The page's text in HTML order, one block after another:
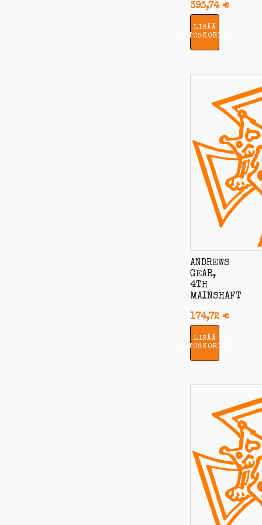
393,74 €
LISÄÄ
OSTOSKORIIN
ANDREWS
GEAR,
4TH
MAINSHAFT
174,72 €
LISÄÄ
OSTOSKORIIN